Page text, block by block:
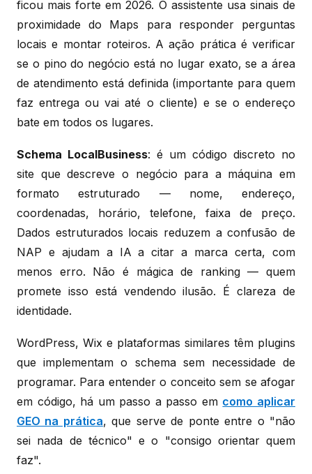
ficou mais forte em 2026. O assistente usa sinais de
proximidade do Maps para responder perguntas
locais e montar roteiros. A ação prática é verificar
se o pino do negócio está no lugar exato, se a área
de atendimento está definida (importante para quem
faz entrega ou vai até o cliente) e se o endereço
bate em todos os lugares.
Schema LocalBusiness: é um código discreto no
site que descreve o negócio para a máquina em
formato estruturado — nome, endereço,
coordenadas, horário, telefone, faixa de preço.
Dados estruturados locais reduzem a confusão de
NAP e ajudam a IA a citar a marca certa, com
menos erro. Não é mágica de ranking — quem
promete isso está vendendo ilusão. É clareza de
identidade.
WordPress, Wix e plataformas similares têm plugins
que implementam o schema sem necessidade de
programar. Para entender o conceito sem se afogar
em código, há um passo a passo em como aplicar
GEO na prática, que serve de ponte entre o "não
sei nada de técnico" e o "consigo orientar quem
faz".